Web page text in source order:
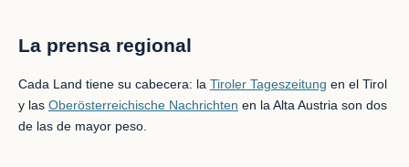
La prensa regional
Cada Land tiene su cabecera: la Tiroler Tageszeitung en el Tirol
y las Oberösterreichische Nachrichten en la Alta Austria son dos
de las de mayor peso.